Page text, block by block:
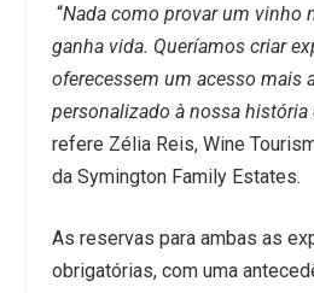
“Nada como provar um vinho
ganha vida. Queríamos criar
oferecessem um acesso mais
personalizado à nossa história
refere Zélia Reis, Wine
da Symington Family Estates.
As reservas para ambas as
obrigatórias, com uma